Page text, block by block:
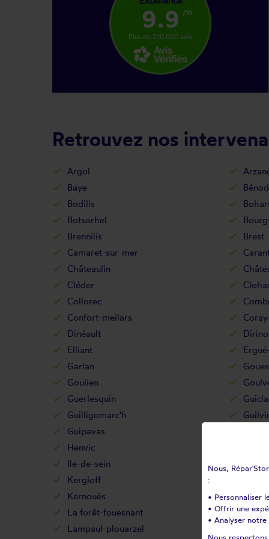
9.9 /10
Plus de 210 000 avis
Retrouvez nos
Argol
Baye
Bodilis
Botsorhel
Brennilis
Brest
Camaret-sur-mer
Châteaulin
Cléder
Collorec
Confort-meilars
Coray
Dinéault
Elliant
Garlan
Goulien
Guerlesquin
Guilligomarc'h
Guipavas
Henvic
Ile-de-sein
Ile-
Kergloff
Kernouës
La forêt-fouesnant
La
Lampaul-plouarzel
Nous,
:
• Personnaliser
• Offrir une
• Analyser notre